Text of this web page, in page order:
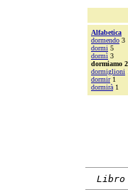
Alfabetica
dormendo 3
dormi 5
dormì 3
dormiamo 2
dormiglioni
dormir1
dormirà 1
Libro